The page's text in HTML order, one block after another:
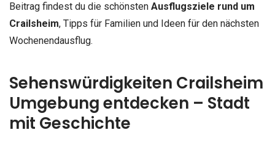
Beitrag findest du die schönsten Ausflugsziele rund um
Crailsheim, Tipps für Familien und Ideen für den nächsten
Wochenendausflug.
Sehenswürdigkeiten Crailsheim
Umgebung entdecken – Stadt
mit Geschichte